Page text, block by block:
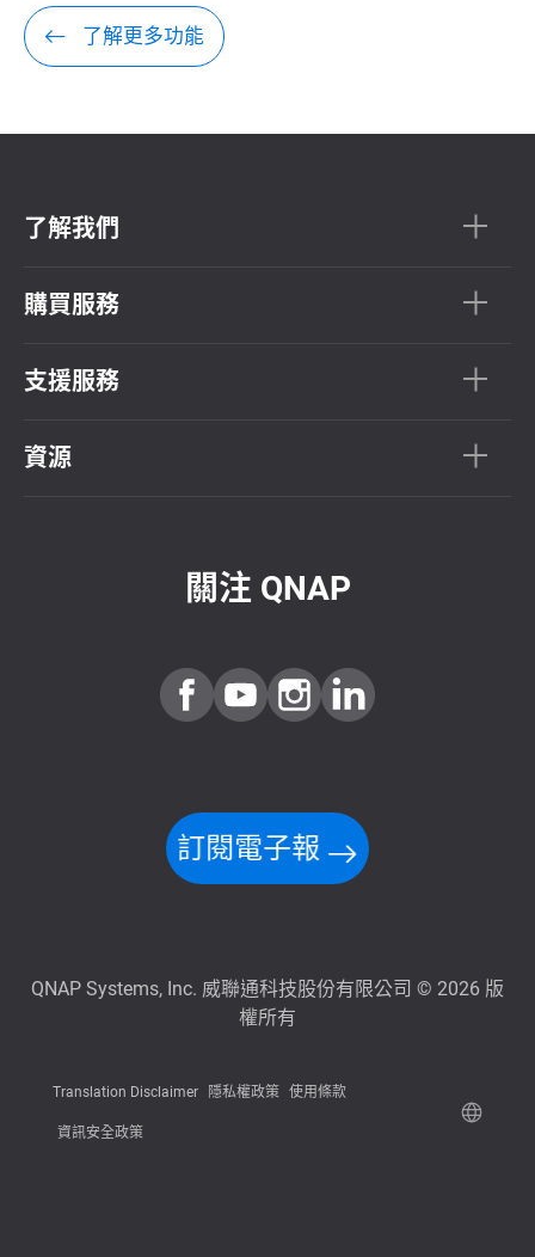
了解更多功能
了解我們
購買服務
支援服務
資源
關注 QNAP
訂閱電子報
QNAP Systems, Inc. 威聯通科技股份有限公司 © 2026 版
權所有
Translation Disclaimer 隱私權政策 使用條款
資訊安全政策